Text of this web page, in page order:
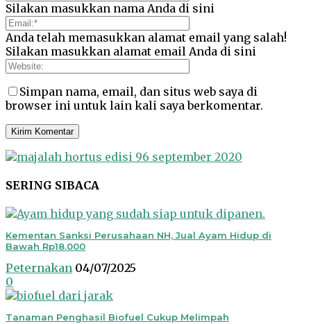
Silakan masukkan nama Anda di sini
Anda telah memasukkan alamat email yang salah!
Silakan masukkan alamat email Anda di sini
Simpan nama, email, dan situs web saya di
browser ini untuk lain kali saya berkomentar.
SERING SIBACA
Kementan Sanksi Perusahaan NH, Jual Ayam Hidup di
Bawah Rp18.000
Peternakan 04/07/2025
0
Tanaman Penghasil Biofuel Cukup Melimpah